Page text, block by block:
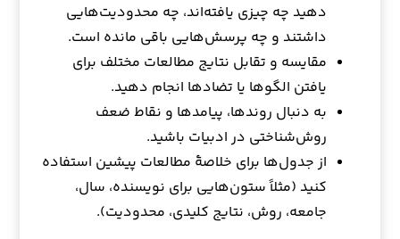
دهید چه چیزی یافته‌اند، چه محدودیت‌هایی
داشتند و چه پرسش‌هایی باقی مانده است.
مقایسه و تقابل نتایج مطالعات مختلف برای
یافتن الگوها یا تضادها انجام دهید.
به دنبال روندها، پیامدها و نقاط ضعف
روش‌شناختی در ادبیات باشید.
از جدول‌ها برای خلاصهٔ مطالعات پیشین استفاده
کنید (مثلاً ستون‌هایی برای نویسنده، سال،
جامعه، روش، نتایج کلیدی، محدودیت).